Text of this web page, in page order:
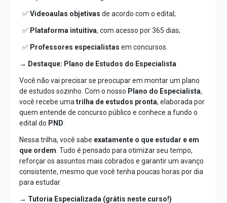
✅Videoaulas objetivasde acordo com o edital;
✅ Plataforma intuitiva, com acesso por 365 dias;
✅ Professores especialistasem concursos.
→ Destaque: Plano de Estudos do Especialista
Você não vai precisar se preocupar em montar um plano
de estudos sozinho. Com o nosso Plano do Especialista,
você recebe uma trilha de estudos pronta, elaborada por
quem entende de concurso público e conhece a fundo o
edital do PND
Nessa trilha, você sabe exatamente o que estudar e em
que ordem . Tudo é pensado para otimizar seu tempo,
reforçar os assuntos mais cobrados e garantir um avanço
consistente, mesmo que você tenha poucas horas por dia
para estudar.
→ Tutoria Especializada (grátis neste curso!)